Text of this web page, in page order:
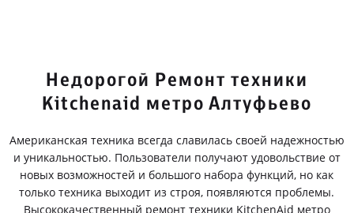
Недорогой Ремонт техники
Kitchenaid метро Алтуфьево
Американская техника всегда славилась своей надежностью
и уникальностью. Пользователи получают удовольствие от
новых возможностей и большого набора функций, но как
только техника выходит из строя, появляются проблемы.
Высококачественный ремонт техники KitchenAid метро